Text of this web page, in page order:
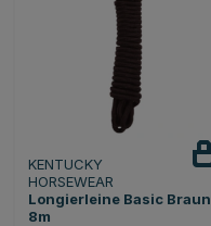
KENTUCKY
HORSEWEAR
Longierleine Basic Braun
8m